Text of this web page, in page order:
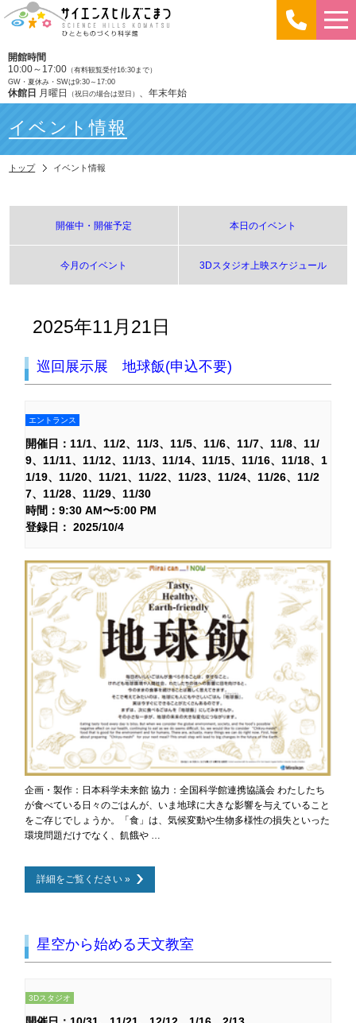
開館時間
10:00～17:00 （有料観覧受付16:30まで）
GW・夏休み・SWは9:30～17:00
休館日 月曜日 （祝日の場合は翌日） 、年末年始
イベント情報
トップ イベント情報
開催中・開催予定 本日のイベント
今月のイベント 3Dスタジオ上映スケジュール
2025年11月21日
巡回展示展 地球飯(申込不要)
エントランス
開催日：11/1 11/2 11/3 11/5 11/6 11/7 11/8
11/
9
11/11 11/12 11/13 11/14 11/15 11/16 11/18
1
1/19
11/20 11/21 11/22 11/23 11/24 11/26
11/2
7
11/28 11/29
11/30
時間：9:30 AM〜5:00 PM
登録日： 2025/10/4
企画・製作：日本科学未来館 協力：全国科学館連携協議会 わたしたち
が食べている日々のごはんが、いま地球に大きな影響を与えていること
をご存じでしょうか。「食」は、気候変動や生物多様性の損失といった
環境問題だけでなく、飢餓や …
詳細をご覧ください »
星空から始める天文教室
3Dスタジオ